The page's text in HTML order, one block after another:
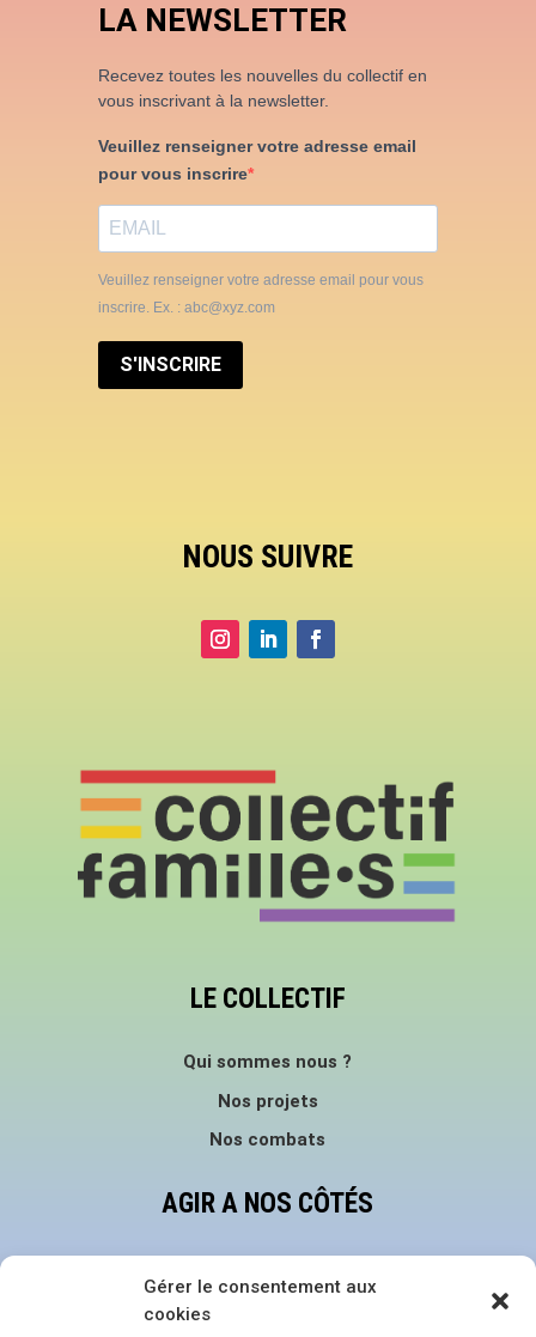
Gérer le consentement aux
cookies
LA NEWSLETTER
Recevez toutes les nouvelles du collectif en
vous inscrivant à la newsletter.
Veuillez renseigner votre adresse email
pour vous inscrire
Veuillez renseigner votre adresse email pour vous
inscrire. Ex. : abc@xyz.com
S'INSCRIRE
NOUS SUIVRE
LE COLLECTIF
Qui sommes nous ?
Nos projets
Nos combats
AGIR A NOS CÔTÉS
Devenir bénévole